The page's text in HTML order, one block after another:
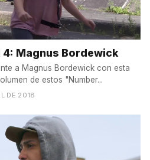
4: Magnus Bordewick
a Magnus Bordewick con esta
de estos "Number...
DE 2018